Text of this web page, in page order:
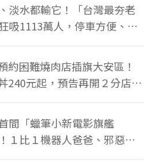
淡水都輸它！「台灣最夯老
吸1113萬人，停車方便、特
多
約困難燒肉店插旗大安區！
240元起，預告再開２分店、
光
間「蠟筆小新電影旗艦
１比１機器人爸爸、邪惡正
款周邊買翻